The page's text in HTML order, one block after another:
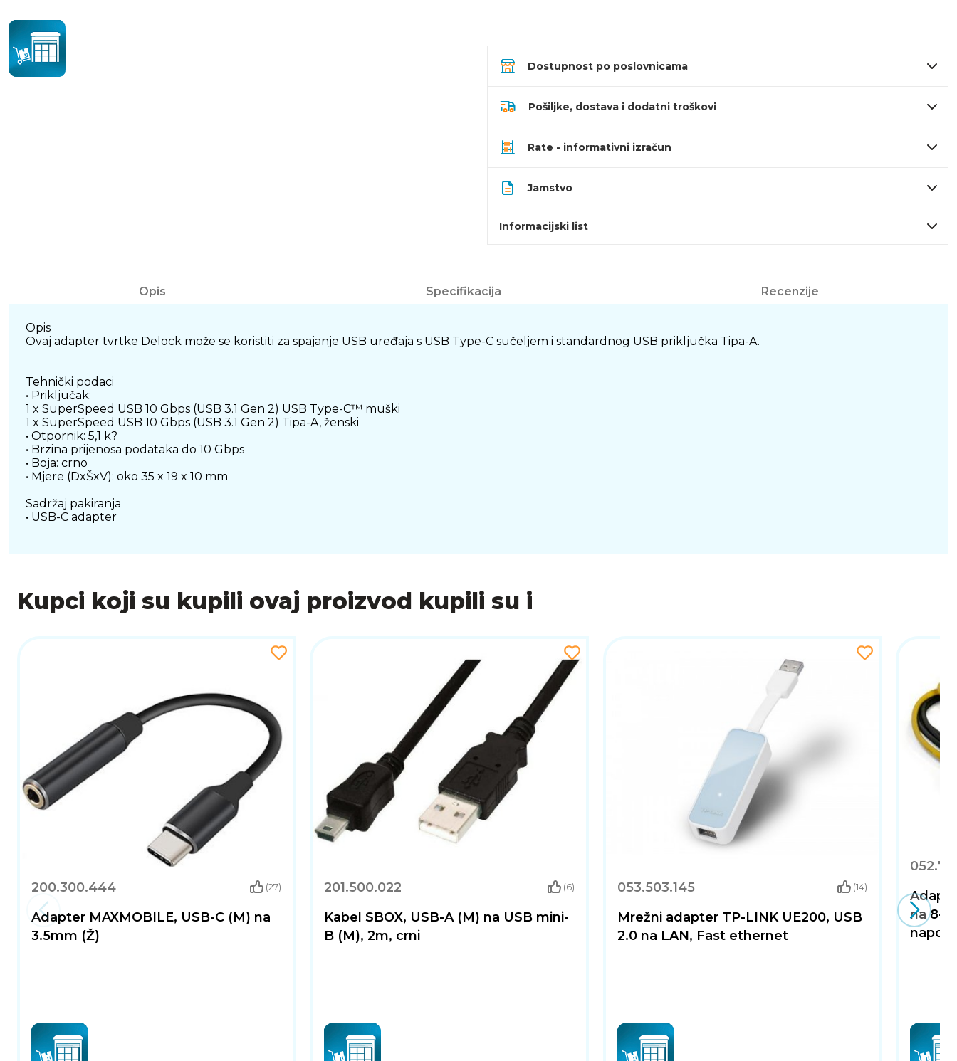
Dostupnost po poslovnicama
Pošiljke, dostava i dodatni troškovi
Rate - informativni izračun
Jamstvo
Informacijski list
Opis Specifikacija Recenzije
Opis
Ovaj adapter tvrtke Delock može se koristiti za spajanje USB uređaja s USB Type-C sučeljem i standardnog USB priključka Tipa-A.
Tehnički podaci
• Priključak:
1 x SuperSpeed USB 10 Gbps (USB 3.1 Gen 2) USB Type-C™ muški
1 x SuperSpeed USB 10 Gbps (USB 3.1 Gen 2) Tipa-A, ženski
• Otpornik: 5,1 k?
• Brzina prijenosa podataka do 10 Gbps
• Boja: crno
• Mjere (DxŠxV): oko 35 x 19 x 10 mm
Sadržaj pakiranja
• USB-C adapter
Kupci koji su kupili ovaj proizvod kupili su i
200.300.444 (27)
Adapter MAXMOBILE, USB-C (M) na
3.5mm (Ž)
201.500.022 (6)
Kabel SBOX, USB-A (M) na USB mini-
B (M), 2m, crni
053.503.145 (14)
Mrežni adapter TP-LINK UE200, USB
2.0 na LAN, Fast ethernet
na 8-